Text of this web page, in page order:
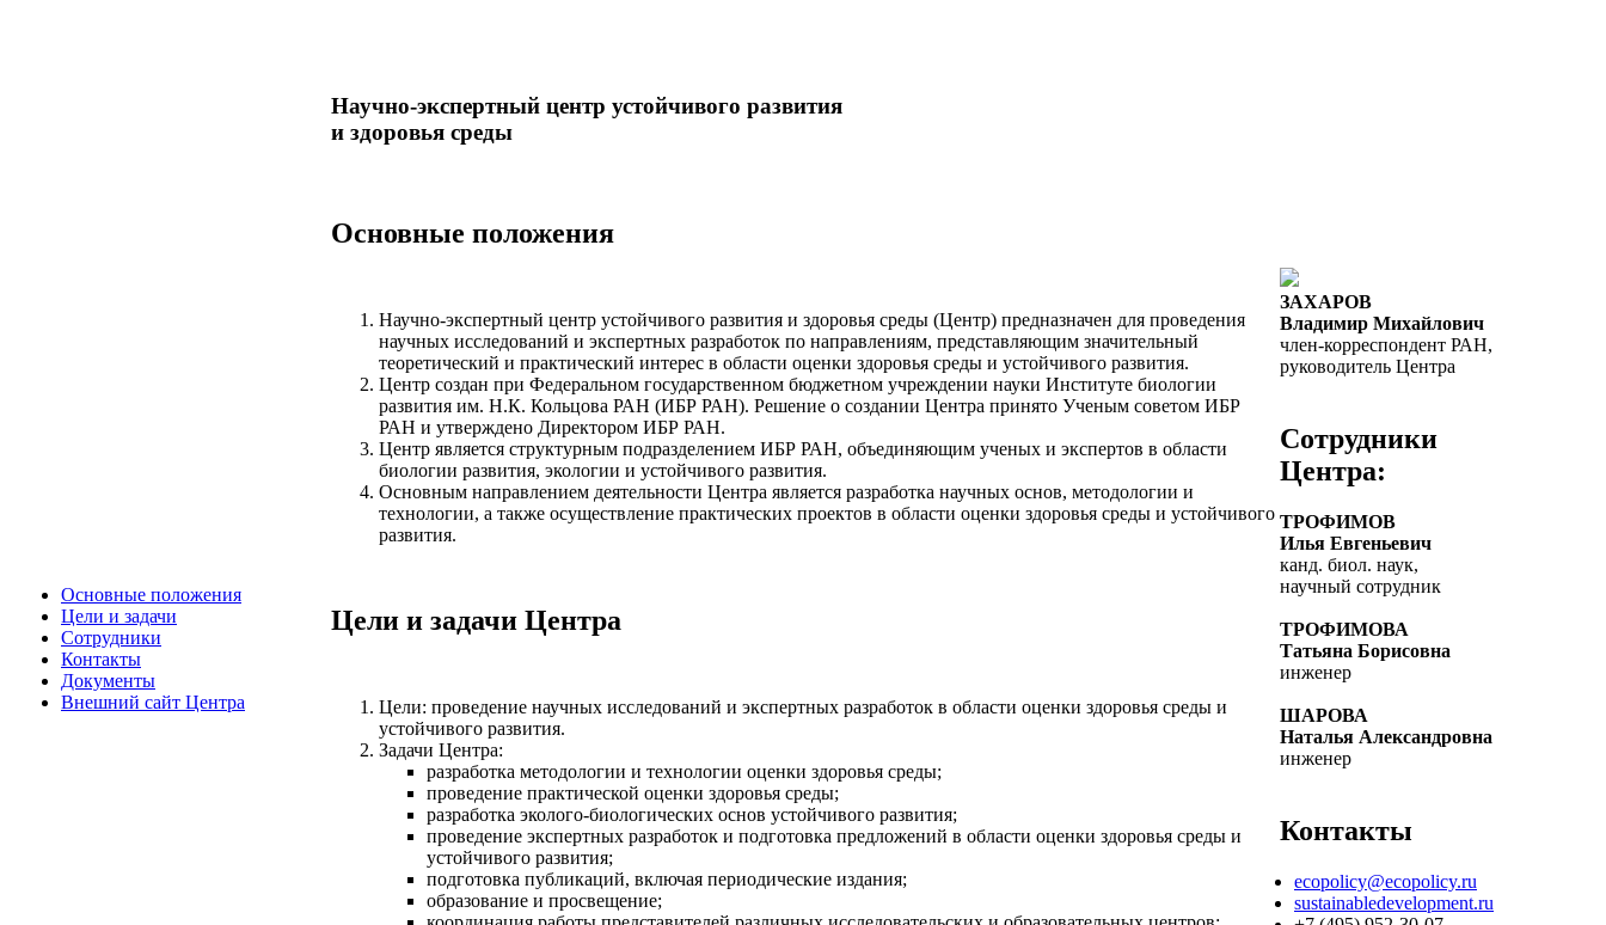
Основные положения
Цели и задачи
Сотрудники
Контакты
Документы
Внешний сайт Центра
Научно-экспертный центр устойчивого развития
и здоровья среды
Основные положения
Научно-экспертный центр устойчивого развития и здоровья среды (Центр) предназначен для проведения
научных исследований и экспертных разработок по направлениям, представляющим значительный
теоретический и практический интерес в области оценки здоровья среды и устойчивого развития.
Центр создан при Федеральном государственном бюджетном учреждении науки Институте биологии
развития им. Н.К. Кольцова РАН (ИБР РАН). Решение о создании Центра принято Ученым советом ИБР
РАН и утверждено Директором ИБР РАН.
Центр является структурным подразделением ИБР РАН, объединяющим ученых и экспертов в области
биологии развития, экологии и устойчивого развития.
Основным направлением деятельности Центра является разработка научных основ, методологии и
технологии, а также осуществление практических проектов в области оценки здоровья среды и устойчивого
развития.
Цели и задачи Центра
Цели: проведение научных исследований и экспертных разработок в области оценки здоровья среды и
устойчивого развития.
Задачи Центра:
разработка методологии и технологии оценки здоровья среды;
проведение практической оценки здоровья среды;
разработка эколого-биологических основ устойчивого развития;
проведение экспертных разработок и подготовка предложений в области оценки здоровья среды и
устойчивого развития;
подготовка публикаций, включая периодические издания;
образование и просвещение;
ЗАХАРОВ
Владимир Михайлович
член-корреспондент РАН,
руководитель Центра
Сотрудники
Центра:
ТРОФИМОВ
Илья Евгеньевич
канд. биол. наук,
научный сотрудник
ТРОФИМОВА
Татьяна Борисовна
инженер
ШАРОВА
Наталья Александровна
инженер
Контакты
ecopolicy@ecopolicy.ru
sustainabledevelopment.ru